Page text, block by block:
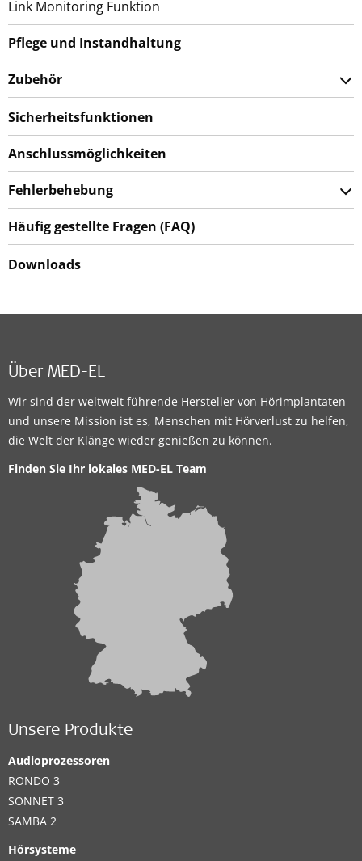
Link Monitoring Funktion
Pflege und Instandhaltung
Zubehör
Sicherheitsfunktionen
Anschlussmöglichkeiten
Fehlerbehebung
Häufig gestellte Fragen (FAQ)
Downloads
Über MED-EL
Wir sind der weltweit führende Hersteller von Hörimplantaten
und unsere Mission ist es, Menschen mit Hörverlust zu helfen,
die Welt der Klänge wieder genießen zu können.
Finden Sie Ihr lokales MED-EL Team
Unsere Produkte
Audioprozessoren
RONDO 3
SONNET 3
SAMBA 2
Hörsysteme